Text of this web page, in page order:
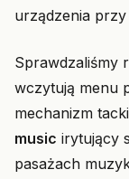
urządzenia
Sprawdzaliśmy
wczytują menu
mechanizm
music irytujący
pasażach